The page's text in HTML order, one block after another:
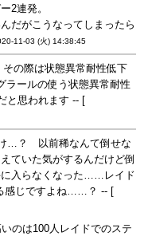
2連発。
だがこうなってしまったら
11-03 (火) 14:38:45
の際は状態異常耐性低下
ラールの使う状態異常耐性
と思われます -- [
…？ 以前稀なんて倒せな
ていた気がするんだけど倒
に入らなくなった……レイド
感じですよね……？ -- [
のは100人レイドでのステ